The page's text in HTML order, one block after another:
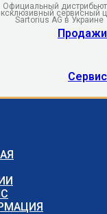
Официальный
сервисный
Sartorius AG в Украине